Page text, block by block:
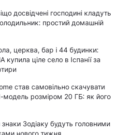
досвідчені господині кладуть
простий домашній
церква, бар і 44 будинки:
купила ціле село в Іспанії за
став самовільно скачувати
модель розміром 20 ГБ: як його
Зодіаку будуть головними
нового тижня